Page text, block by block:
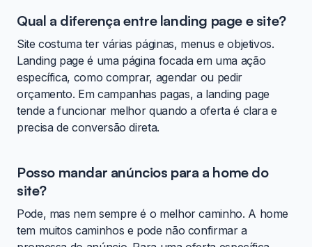
Qual a diferença entre landing page e site?
Site costuma ter várias páginas, menus e objetivos.
Landing page é uma página focada em uma ação
específica, como comprar, agendar ou pedir
orçamento. Em campanhas pagas, a landing page
tende a funcionar melhor quando a oferta é clara e
precisa de conversão direta.
Posso mandar anúncios para a home do
site?
Pode, mas nem sempre é o melhor caminho. A home
tem muitos caminhos e pode não confirmar a